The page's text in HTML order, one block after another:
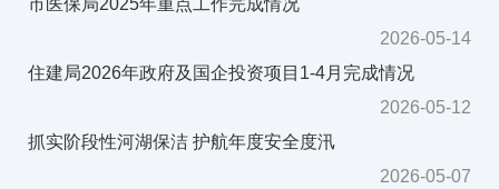
市医保局2025年重点工作完成情况
2026-05-14
住建局2026年政府及国企投资项目1-4月完成情况
2026-05-12
抓实阶段性河湖保洁 护航年度安全度汛
2026-05-07